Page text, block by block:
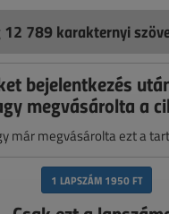
12 789 karakternyi
bejelentkezés
megvásárolta a
már megvásárolta ezt a
1 LAPSZÁM 1950 FT